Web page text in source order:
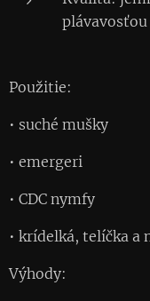
plávavosťou
Použitie:
• suché mušky
• emergeri
• CDC nymfy
• krídelká, telíčka a
Výhody: